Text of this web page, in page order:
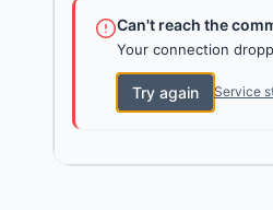
Can't reach the
Your connection
Try again Service